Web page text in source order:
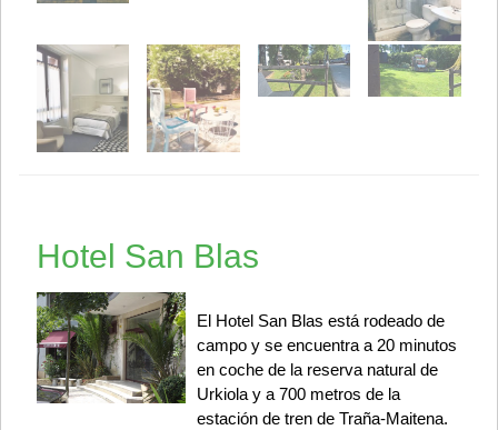
Hotel San Blas
El Hotel San Blas está rodeado de
campo y se encuentra a 20 minutos
en coche de la reserva natural de
Urkiola y a 700 metros de la
estación de tren de Traña-Maitena.